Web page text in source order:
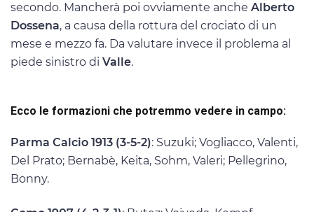
secondo. Mancherà poi ovviamente anche Alberto
Dossena, a causa della rottura del crociato di un
mese e mezzo fa. Da valutare invece il problema al
piede sinistro di Valle.
Ecco le formazioni che potremmo vedere in campo:
Parma Calcio 1913 (3-5-2): Suzuki; Vogliacco, Valenti,
Del Prato; Bernabè, Keita, Sohm, Valeri; Pellegrino,
Bonny.